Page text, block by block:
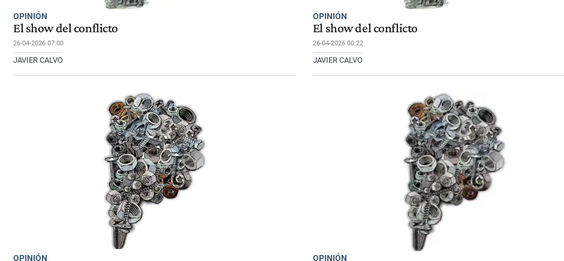
OPINIÓN
El show del conflicto
26-04-2026 07:00
JAVIER CALVO
OPINIÓN
El show del conflicto
26-04-2026 00:22
JAVIER CALVO
OPINIÓN OPINIÓN